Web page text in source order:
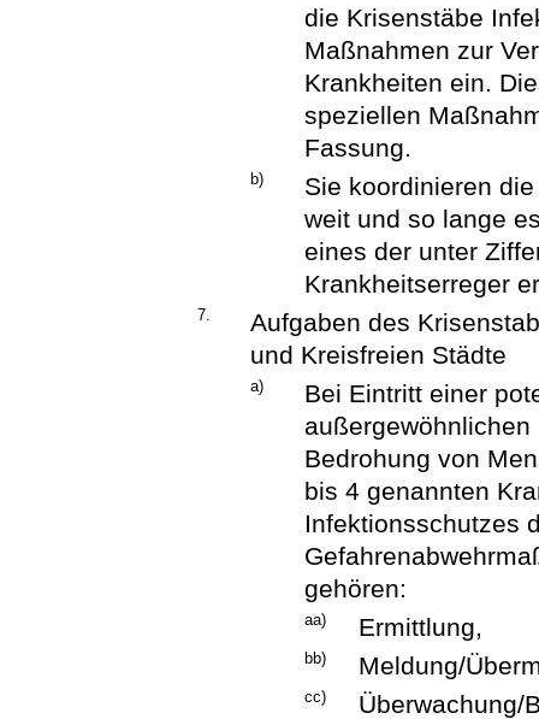
die Krisenstäbe
Maßnahmen zur
Krankheiten ein.
speziellen
Fassung.
b)
Sie koordinieren
weit und so lange
eines der unter
Krankheitserreger
7.
Aufgaben des
und Kreisfreien Städte
a)
Bei Eintritt einer
Bedrohung von
bis 4 genannten
Infektionsschutzes
gehören:
aa) Ermittlung,
bb) Meldung/
cc) Überwachung/